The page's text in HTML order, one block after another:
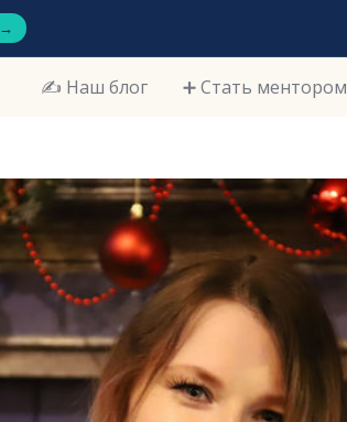
→
✍️ Наш блог ➕ Стать ментором